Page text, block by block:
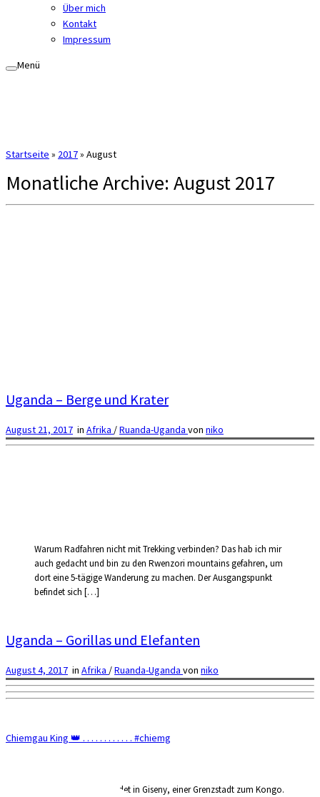
Über mich
Kontakt
Impressum
Menü
Startseite » 2017» August
Monatliche Archive: August 2017
Warum Radfahren nicht mit Trekking verbinden? Das hab ich mir
auch gedacht und bin zu den Rwenzori mountains gefahren, um
dort eine 5-tägige Wanderung zu machen. Der Ausgangspunkt
befindet sich […]
Uganda – Berge und Krater
August 21, 2017 in Afrika /Ruanda-Uganda von niko
Der Kongo-Nil-Trail endet in Giseny, einer Grenzstadt zum Kongo.
Uganda – Gorillas und Elefanten
August 4, 2017 in Afrika /Ruanda-Uganda von niko
Chiemgau King 👑 . . . . . . . . . . . . #chiemg